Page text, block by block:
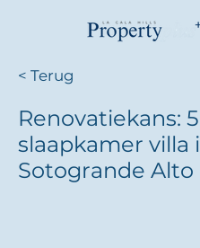
< Terug
Renovatiekans: 5
slaapkamer villa
Sotogrande Alto